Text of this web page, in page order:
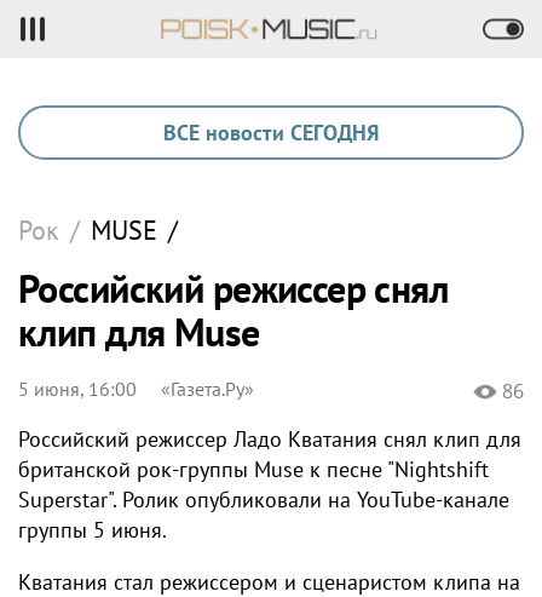
ВСЕ новости СЕГОДНЯ
Рок / MUSE /
Российский режиссер снял
клип для Muse
5 июня, 16:00 «Газета.Ру» 86
Российский режиссер Ладо Кватания снял клип для
британской рок-группы Muse к песне "Nightshift
Superstar". Ролик опубликовали на YouTube-канале
группы 5 июня.
Кватания стал режиссером и сценаристом клипа на